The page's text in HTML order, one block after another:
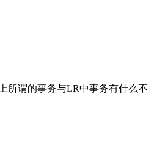
所谓的事务与LR中事务有什么不